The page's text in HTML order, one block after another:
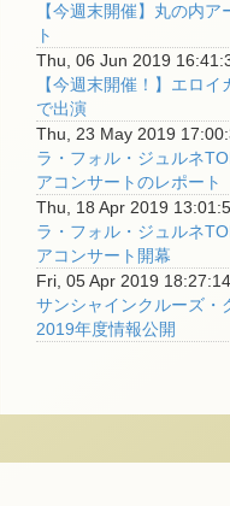
【今週末開催】丸の内
ト
Thu, 06 Jun 2019
【今週末開催！】エロ
で出演
Thu, 23 May 2019
ラ・フォル・ジュルネ
アコンサートのレポート
Thu, 18 Apr 2019
ラ・フォル・ジュルネ
アコンサート開幕
Fri, 05 Apr 2019
サンシャインクルーズ
2019年度情報公開